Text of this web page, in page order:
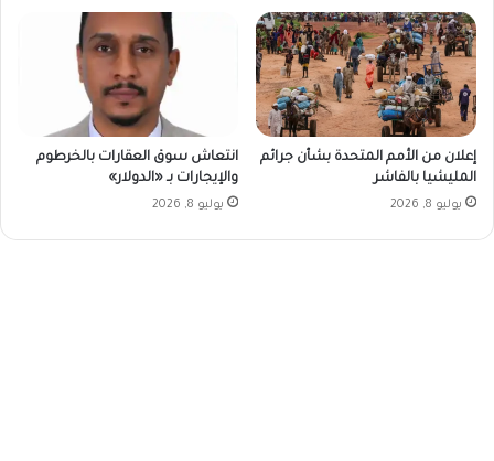
إعلان من الأمم المتحدة بشأن جرائم
المليشيا بالفاشر
يوليو 8, 2026
انتعاش سوق العقارات بالخرطوم
والإيجارات بـ «الدولار»
يوليو 8, 2026